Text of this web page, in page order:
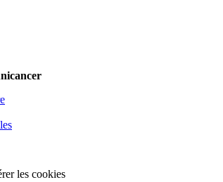
les cookies